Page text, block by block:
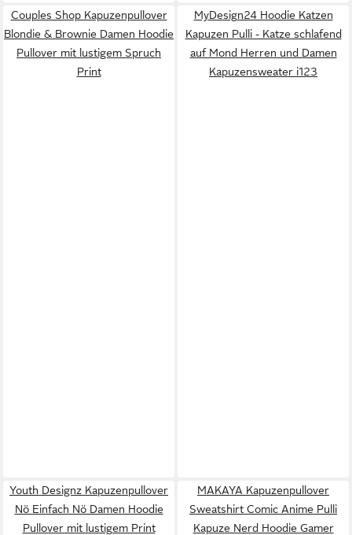
Couples Shop Kapuzenpullover
Blondie & Brownie Damen Hoodie
Pullover mit lustigem Spruch
Print
MyDesign24 Hoodie Katzen
Kapuzen Pulli - Katze schlafend
auf Mond Herren und Damen
Kapuzensweater i123
Youth Designz Kapuzenpullover
Nö Einfach Nö Damen Hoodie
Pullover mit lustigem Print
MAKAYA Kapuzenpullover
Sweatshirt Comic Anime Pulli
Kapuze Nerd Hoodie Gamer